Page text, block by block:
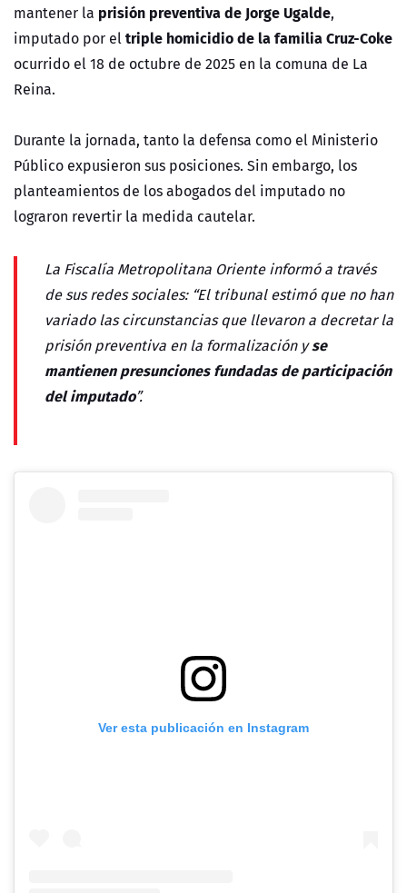
mantener la prisión preventiva de Jorge Ugalde,
imputado por eltriple homicidio de la familia Cruz-Coke
ocurrido el 18 de octubre de 2025 en la comuna de La
Reina.
Durante la jornada, tanto la defensa como el Ministerio
Público expusieron sus posiciones. Sin embargo, los
planteamientos de los abogados del imputado no
lograron revertir la medida cautelar.
La Fiscalía Metropolitana Oriente informó a través
de sus redes sociales: “El tribunal estimó que no han
variado las circunstancias que llevaron a decretar la
prisión preventiva en la formalización yse
mantienen presunciones fundadas de participación
del imputado”.
Ver esta publicación en Instagram